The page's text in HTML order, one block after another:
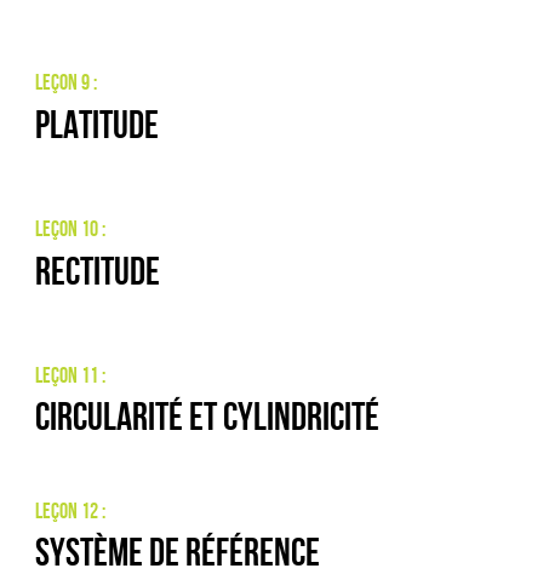
Leçon 9 :
Platitude
Leçon 10 :
Rectitude
Leçon 11 :
Circularité et cylindricité
Leçon 12 :
Système de référence